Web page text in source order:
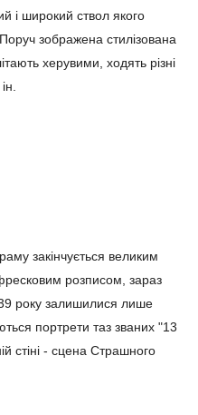
і широкий ствол якого
зображена стилізована
херувими, ходять різні
закінчується великим
розписом, зараз
року залишилися лише
портрети таз званих "13
стіні - сцена Страшного